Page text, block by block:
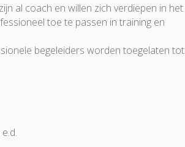
al coach en willen zich verdiepen in het
toe te passen in training en
begeleiders worden toegelaten tot